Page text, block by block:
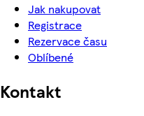
Jak nakupovat
Registrace
Rezervace času
Oblíbené
Kontakt